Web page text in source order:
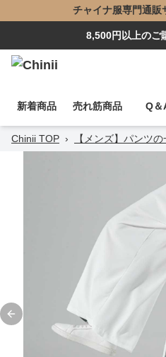
チャイナ服専門通販
8,500円以上のご
新着商品 売れ筋商品 Q＆
Chinii TOP › 【メンズ】パンツ
Previous slide